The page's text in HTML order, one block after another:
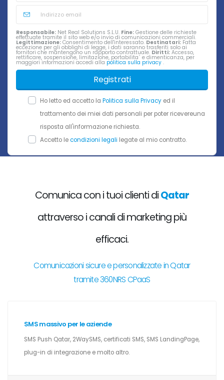
Responsabile: Net Real Solutions S.L.U. Fine: Gestione delle richieste
effettuate tramite il sito web e/o invio di comunicazioni commerciali.
Legittimazione: Consentimento dell'interessato. Destinatari: Fatta
eccezione per gli obblighi di legge, i dati saranno trasferiti solo ai
fornitori che mantengono un rapporto contrattuale. Diritti: Accesso,
rettificare, sospensione, limitazione, portabilita´ e dimenticanza, per
maggiori informazioni accedi alla politica sulla privacy .
Registrati
Ho letto ed accetto la Politica sulla Privacy ed il
trattamento dei miei dati personali per poter ricevereuna
risposta all'informazione richiesta.
Accetto lecondizioni legali legate al mio contratto.
Comunica con i tuoi clienti diQatar
attraverso i canali di marketing più
efficaci.
Comunicazioni sicure e personalizzate in Qatar
tramite 360NRS CPaaS
SMS massivo per le aziende
SMS Push Qatar, 2WaySMS, certificati SMS, SMS LandingPage,
plug-in di integrazione e molto altro.